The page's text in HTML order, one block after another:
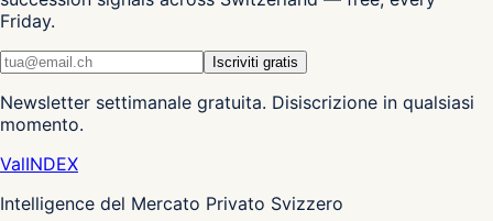
Friday.
Iscriviti gratis
Newsletter settimanale gratuita. Disiscrizione in qualsiasi
momento.
ValINDEX
Intelligence del Mercato Privato Svizzero